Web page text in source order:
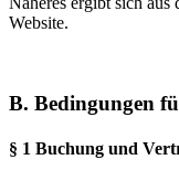
Website.
B. Bedingungen
§ 1 Buchung und